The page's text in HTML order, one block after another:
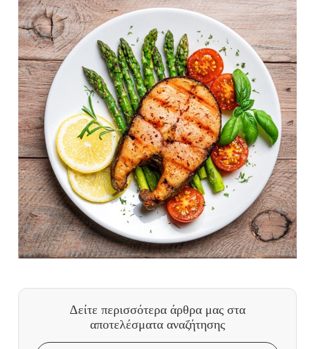
Δείτε περισσότερα άρθρα μας στα
αποτελέσματα αναζήτησης